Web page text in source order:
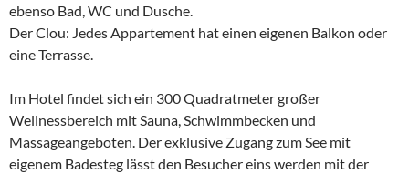
ebenso Bad, WC und Dusche.
Der Clou: Jedes Appartement hat einen eigenen Balkon oder
eine Terrasse.
Im Hotel findet sich ein 300 Quadratmeter großer
Wellnessbereich mit Sauna, Schwimmbecken und
Massageangeboten. Der exklusive Zugang zum See mit
eigenem Badesteg lässt den Besucher eins werden mit der